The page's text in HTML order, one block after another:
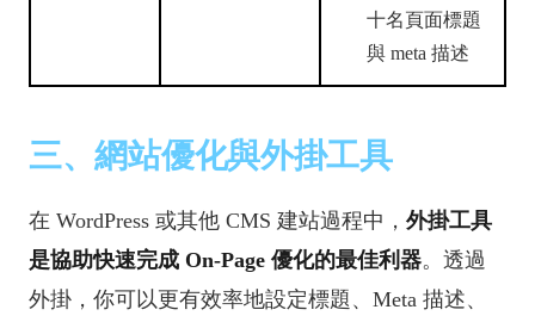
十名頁面標題
與 meta 描述
三、網站優化與外掛工具
在 WordPress 或其他 CMS 建站過程中， 外掛工具
是協助快速完成 On-Page 優化的最佳利器。透過
外掛，你可以更有效率地設定標題、Meta 描述、